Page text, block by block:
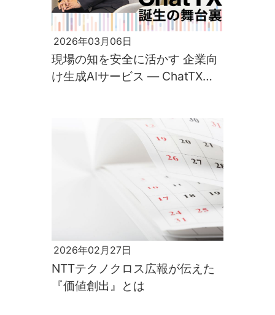
2026年03月06日
現場の知を安全に活かす 企業向
け生成AIサービス ― ChatTX誕
2026年02月27日
NTTテクノクロス広報が伝えた
『価値創出』とは